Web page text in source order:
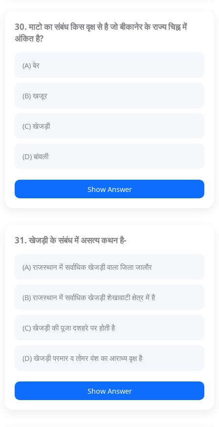
30. माटो का संबंध किस वृक्ष से है जो बीकानेर के राज्य चिह्न में
अंकित है?
(A) बेर
(B) खजूर
(C) खेजड़ी
(D) बांवली
Show Answer
31. खेजड़ी के संबंध में असत्य कथन है-
(A) राजस्थान में सर्वाधिक खेजड़ी वाला जिला जालौर
(B) राजस्थान में सर्वाधिक खेजड़ी शेखावाटी क्षेत्र में है
(C) खेजड़ी की पूजा दशहरे पर होती है
(D) खेजड़ी परमार व तोमर वंश का आराध्य वृक्ष है
Show Answer